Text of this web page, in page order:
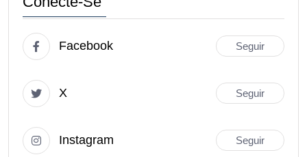
Facebook Seguir
X Seguir
Instagram Seguir